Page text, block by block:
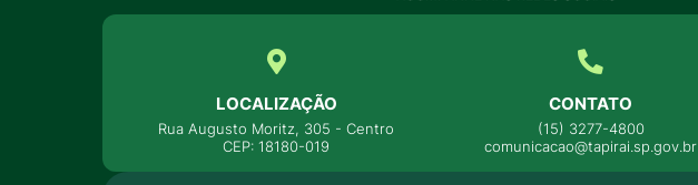
LOCALIZAÇÃO
Rua Augusto Moritz, 305 - Centro
CEP: 18180-019
CONTATO
(15) 3277-4800
comunicacao@tapirai.sp.gov.br